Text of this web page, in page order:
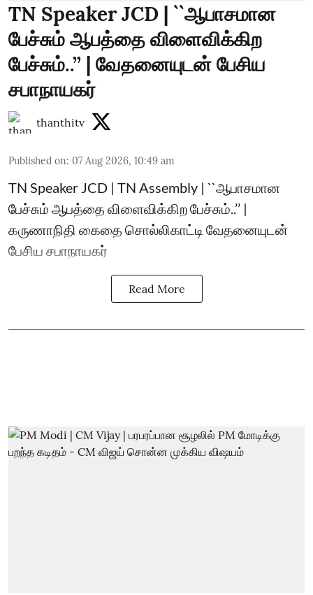
TN Speaker JCD | ``ஆபாசமான
பேச்சும் ஆபத்தை விளைவிக்கிற
பேச்சும்..’’ | வேதனையுடன் பேசிய
சபாநாயகர்
thanthitv
Published on: 07 Aug 2026, 10:49 am
TN Speaker JCD | TN Assembly | ``ஆபாசமான
பேச்சும் ஆபத்தை விளைவிக்கிற பேச்சும்..’’ |
கருணாநிதி கைதை சொல்லிகாட்டி வேதனையுடன்
பேசிய சபாநாயகர்
Read More